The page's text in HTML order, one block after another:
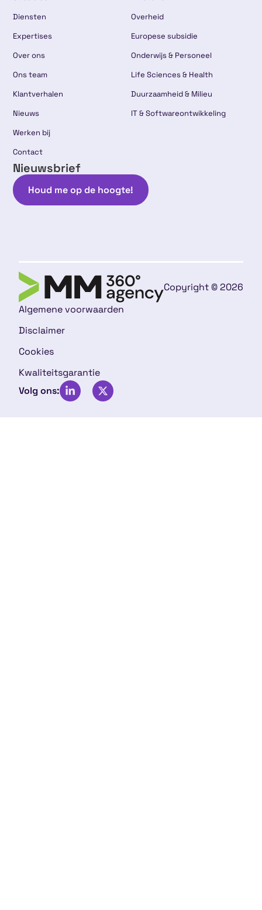
Diensten
Expertises
Over ons
Ons team
Klantverhalen
Nieuws
Werken bij
Contact
Overheid
Europese subsidie
Onderwijs & Personeel
Life Sciences & Health
Duurzaamheid & Milieu
IT & Softwareontwikkeling
Nieuwsbrief
Houd me op de hoogte!
Copyright © 2026
Algemene voorwaarden
Disclaimer
Cookies
Kwaliteitsgarantie
Volg ons: